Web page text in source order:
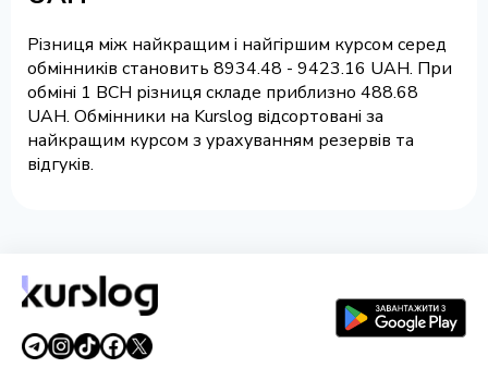
Різниця між найкращим і найгіршим курсом серед
обмінників становить 8934.48 - 9423.16 UAH. При
обміні 1 BCH різниця складе приблизно 488.68
UAH. Обмінники на Kurslog відсортовані за
найкращим курсом з урахуванням резервів та
відгуків.